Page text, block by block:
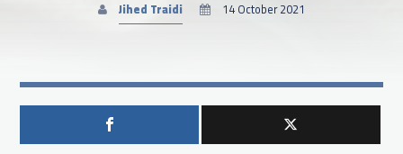
Jihed Traidi 14 October 2021